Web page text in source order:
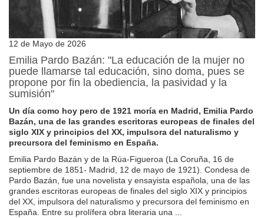
12 de Mayo de 2026
Emilia Pardo Bazán: "La educación de la mujer no
puede llamarse tal educación, sino doma, pues se
propone por fin la obediencia, la pasividad y la
sumisión"
Un día como hoy pero de 1921 moría en Madrid, Emilia Pardo
Bazán, una de las grandes escritoras europeas de finales del
siglo XIX y principios del XX, impulsora del naturalismo y
precursora del feminismo en España.
Emilia Pardo Bazán y de la Rúa-Figueroa (La Coruña, 16 de
septiembre de 1851- Madrid, 12 de mayo de 1921). Condesa de
Pardo Bazán, fue una novelista y ensayista española, una de las
grandes escritoras europeas de finales del siglo XIX y principios
del XX, impulsora del naturalismo y precursora del feminismo en
España. Entre su prolífera obra literaria una ...